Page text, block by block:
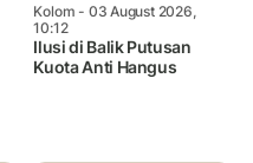
Kolom - 03 August 2026,
10:12
Ilusi di Balik Putusan
Kuota Anti Hangus